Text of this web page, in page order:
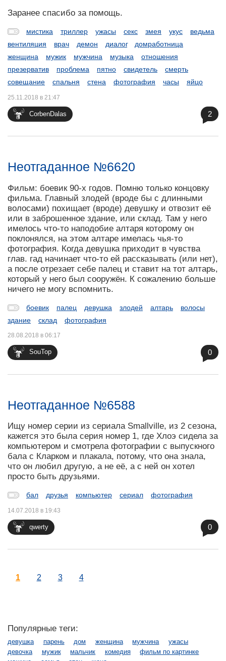
Заранее спасибо за помощь.
мистика триллер ужасы секс змея укус
ведьма
вентиляция
врач демон диалог
домработница
женщина
мужик мужчина музыка
отношения
презерватив
проблема пятно свидетель
смерть
совещание
спальня стена фотография часы яйцо
CorbenDalas
25.11.2018 в 21:47
2
Неотгаданное №6620
Фильм: боевик 90-х годов. Помню только концовку
фильма. Главный злодей (вроде бы с длинными
волосами) похищает (вроде) девушку и отвозит её
или в заброшенное здание, или склад. Там у него
имелось что-то наподобие алтаря которому он
поклонялся, на этом алтаре имелась чья-то
фотография. Когда девушка приходит в чувства
глав. гад начинает что-то ей рассказывать (или нет),
а после отрезает себе палец и ставит на тот алтарь,
который у него был сооружён. К сожалению больше
ничего не могу вспомнить.
боевик палец девушка злодей алтарь
волосы
здание
склад фотография
SouTop
28.08.2018 в 06:17
0
Неотгаданное №6588
Ищу номер серии из сериала Smallville, из 2 сезона,
кажется это была серия номер 1, где Хлоэ сидела за
компьютером и смотрела фотографии с выпускного
бала с Кларком и плакала, потому, что она знала,
что он любил другую, а не её, а с ней он хотел
просто быть друзьями.
бал друзья компьютер сериал фотография
qwerty
14.07.2018 в 19:43
0
1 2 3 4
Популярные теги:
девушка парень дом женщина мужчина
ужасы
девочка
мужик мальчик комедия
фильм по картинке